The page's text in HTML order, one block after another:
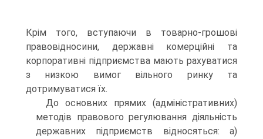
Крім того, вступаючи в товарно-грошові
правовідносини, державні комерційні та
корпоративні підприємства мають рахуватися
з низкою вимог вільного ринку та
дотримуватися їх.
До основних прямих (адміністративних)
методів правового регулювання діяльність
державних підприємств відносяться: а)